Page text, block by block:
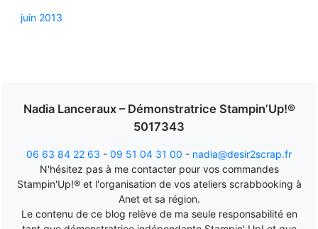
juin 2013
Nadia Lanceraux – Démonstratrice Stampin’Up!®
5017343
06 63 84 22 63 - 09 51 04 31 00 - nadia@desir2scrap.fr
N'hésitez pas à me contacter pour vos commandes
Stampin'Up!® et l'organisation de vos ateliers scrabbooking à
Anet et sa région.
Le contenu de ce blog relève de ma seule responsabilité en